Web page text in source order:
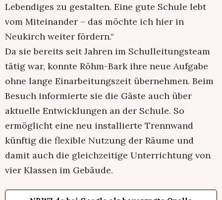
Lebendiges zu gestalten. Eine gute Schule lebt
vom Miteinander – das möchte ich hier in
Neukirch weiter fördern.“
Da sie bereits seit Jahren im Schulleitungsteam
tätig war, konnte Röhm-Bark ihre neue Aufgabe
ohne lange Einarbeitungszeit übernehmen. Beim
Besuch informierte sie die Gäste auch über
aktuelle Entwicklungen an der Schule. So
ermöglicht eine neu installierte Trennwand
künftig die flexible Nutzung der Räume und
damit auch die gleichzeitige Unterrichtung von
vier Klassen im Gebäude.